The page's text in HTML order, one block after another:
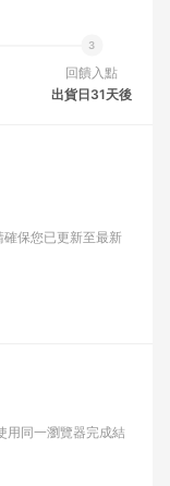
回饋入點
出貨日31天後
保您已更新至最新
用同一瀏覽器完成結